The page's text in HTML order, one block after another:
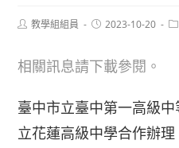
Post教學組組員
Post2023-10-20
相關訊息請下載參閱。
臺中市立臺中第一高級
立花蓮高級中學合作辦